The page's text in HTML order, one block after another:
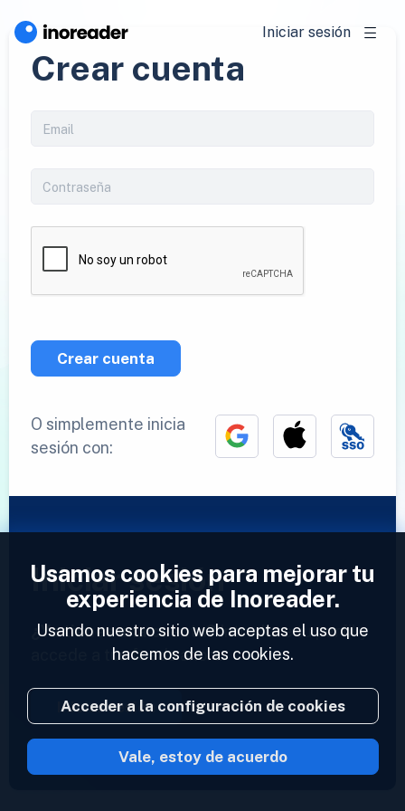
Iniciar sesión
Crear cuenta
Crear cuenta
O simplemente inicia
sesión con:
Iniciar sesión
¿Ya tienes una cuenta?Introduce tu perfil y
accede a tus feeds ahora.
Iniciar sesión
2023 © Inoreader
Usamos cookies para mejorar tu
experiencia de Inoreader.
Usando nuestro sitio web aceptas el uso que
hacemos de las cookies.
Acceder a la configuración de cookies
Vale, estoy de acuerdo